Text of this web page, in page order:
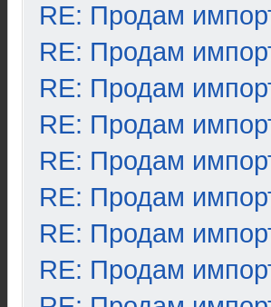
RE: Продам
RE: Продам
RE: Продам
RE: Продам
RE: Продам
RE: Продам
RE: Продам
RE: Продам